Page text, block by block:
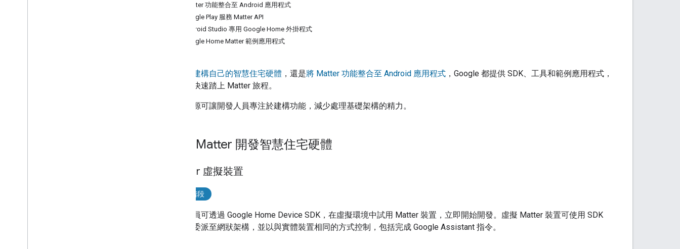
將 Matter 功能整合至 Android 應用程式
Google Play 服務 Matter API
Android Studio 專用 Google Home 外掛程式
Google Home Matter 範例應用程式
建構自己的智慧住宅硬體 ，還是將 Matter 功能整合至 Android 應用程式 ，Google 都提供 SDK、工具和範例應用程式，
協助您快速踏上 Matter 旅程。
這些資源可讓開發人員專注於建構功能，減少處理基礎架構的精力。
使用 Matter 開發智慧住宅硬體
Matter 虛擬裝置
開發階段
開發人員可透過 Google Home Device SDK ，在虛擬環境中試用 Matter 裝置，立即開始開發。虛擬 Matter 裝置可使用 SDK
建構、委派至網狀架構，並以與實體裝置相同的方式控制，包括完成 Google Assistant 指令。